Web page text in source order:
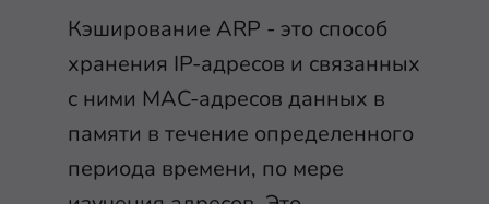
Кэширование ARP - это способ
хранения IP-адресов и связанных
c ними MAC-адресов данных в
памяти в течение определенного
периода времени, по мере